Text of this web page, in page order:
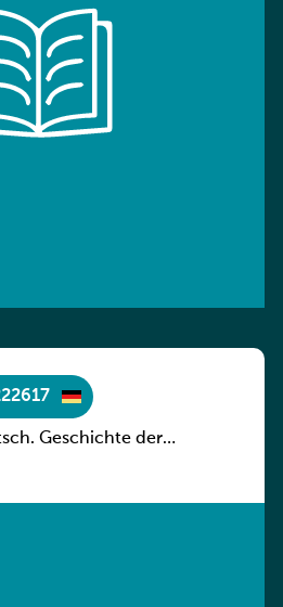
Geschichte der
in Beispielen